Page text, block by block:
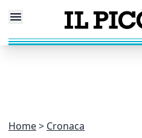
Home Cronaca